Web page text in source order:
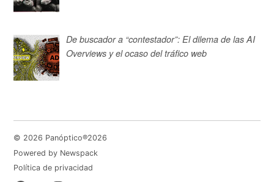
De buscador a “contestador”: El dilema de las AI
Overviews y el ocaso del tráfico web
© 2026 Panóptico®2026
Powered by Newspack
Política de privacidad